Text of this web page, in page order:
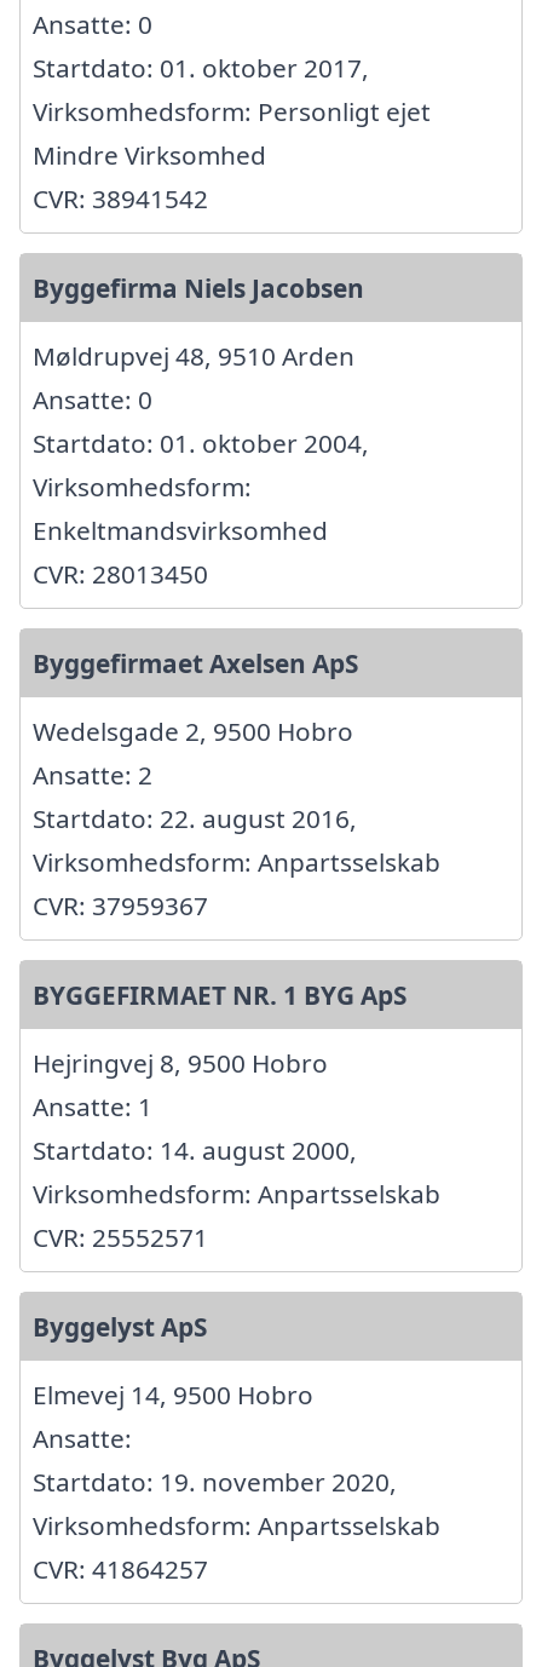
Ansatte: 0
Startdato: 01. oktober 2017,
Virksomhedsform: Personligt ejet
Mindre Virksomhed
CVR: 38941542
Byggefirma Niels Jacobsen
Møldrupvej 48, 9510 Arden
Ansatte: 0
Startdato: 01. oktober 2004,
Virksomhedsform:
Enkeltmandsvirksomhed
CVR: 28013450
Byggefirmaet Axelsen ApS
Wedelsgade 2, 9500 Hobro
Ansatte: 2
Startdato: 22. august 2016,
Virksomhedsform: Anpartsselskab
CVR: 37959367
BYGGEFIRMAET NR. 1 BYG ApS
Hejringvej 8, 9500 Hobro
Ansatte: 1
Startdato: 14. august 2000,
Virksomhedsform: Anpartsselskab
CVR: 25552571
Byggelyst ApS
Elmevej 14, 9500 Hobro
Ansatte:
Startdato: 19. november 2020,
Virksomhedsform: Anpartsselskab
CVR: 41864257
Byggelyst Byg ApS